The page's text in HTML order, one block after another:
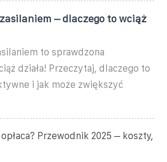
– dlaczego to wciąż
to sprawdzona
działa! Przeczytaj, dlaczego to
i jak może zwiększyć
Przewodnik 2025 – koszty,